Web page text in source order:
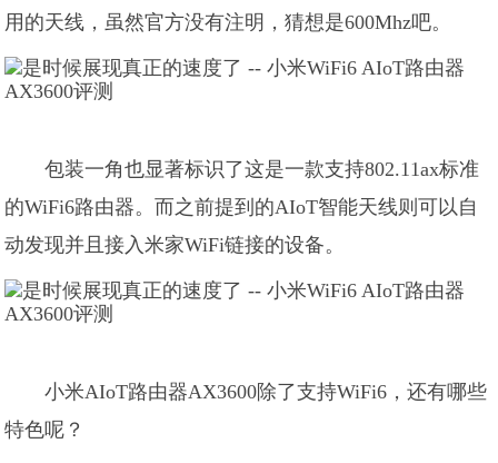
用的天线，虽然官方没有注明，猜想是600Mhz吧。
包装一角也显著标识了这是一款支持802.11ax标准
的WiFi6路由器。而之前提到的AIoT智能天线则可以自
动发现并且接入米家WiFi链接的设备。
小米AIoT路由器AX3600除了支持WiFi6，还有哪些
特色呢？